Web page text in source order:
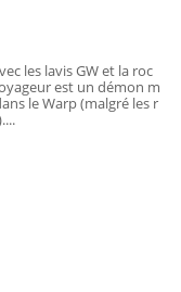
les lavis GW et la roc
est un démon m
le Warp (malgré les r